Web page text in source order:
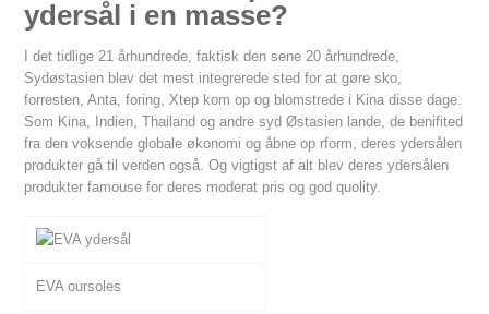
ydersål i en masse?
I det tidlige 21 århundrede, faktisk den sene 20 århundrede,
Sydøstasien blev det mest integrerede sted for at gøre sko,
forresten, Anta, foring, Xtep kom op og blomstrede i Kina disse dage.
Som Kina, Indien, Thailand og andre syd Østasien lande, de benifited
fra den voksende globale økonomi og åbne op rform, deres ydersålen
produkter gå til verdenogså. Og vigtigst af alt blev deres ydersålen
produkter famouse for deres moderat pris og god quolity.
EVA oursoles